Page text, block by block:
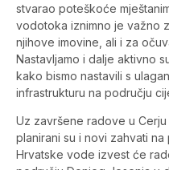
stvarao poteškoće
vodotoka iznimno je važno
njihove imovine, ali i za
Nastavljamo i dalje aktivno
kako bismo nastavili s
infrastrukturu na području
Uz završene radove u
planirani su i novi zahvati
Hrvatske vode izvest će